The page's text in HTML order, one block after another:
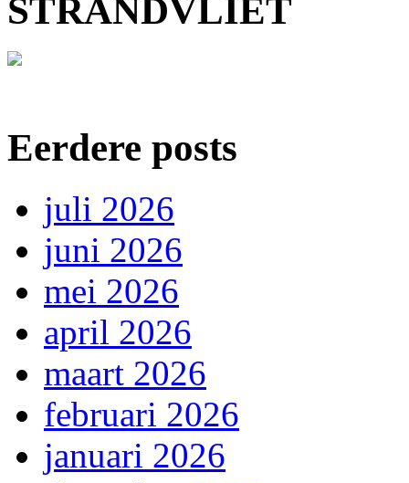
STRANDVLIET
Eerdere posts
juli 2026
juni 2026
mei 2026
april 2026
maart 2026
februari 2026
januari 2026